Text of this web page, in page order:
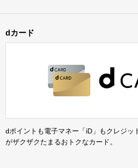
dカード
dポイントも電子マネー「iD」もクレジッ
がザクザクたまるおトクなカード。